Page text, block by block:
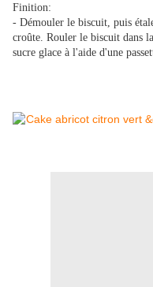
Finition:
- Démouler le biscuit, puis
croûte. Rouler le biscuit dans
sucre glace à l'aide d'une